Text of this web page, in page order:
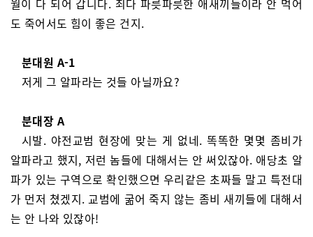
월이 다 되어 갑니다. 죄다 파릇파릇한 애새끼들이라 안 먹어
도 죽어서도 힘이 좋은 건지.
분대원 A-1
저게 그 알파라는 것들 아닐까요?
분대장 A
시발. 야전교범 현장에 맞는 게 없네. 똑똑한 몇몇 좀비가
알파라고 했지, 저런 놈들에 대해서는 안 써있잖아. 애당초 알
파가 있는 구역으로 확인했으면 우리같은 초짜들 말고 특전대
가 먼저 쳤겠지. 교범에 굶어 죽지 않는 좀비 새끼들에 대해서
는 안 나와 있잖아!